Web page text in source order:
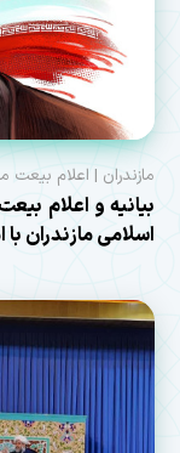
مازندران | اعلام
بیانیه و اعلام
اسلامی مازندران